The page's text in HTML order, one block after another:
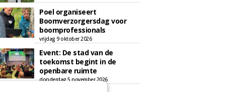
Poel organiseert
Boomverzorgersdag voor
boomprofessionals
vrijdag 9 oktober 2026
Event: De stad van de
toekomst begint in de
openbare ruimte
donderdag 5 november 2026